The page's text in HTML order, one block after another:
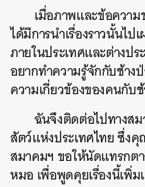
เมื่อภาพและข้อควา
ได้มีการนำเรื่องราวนั้นไ
ภายในประเทศและต่างป
อยากทำความรู้จักกับช้าง
ความเกี่ยวข้องของคนกับ
ฉันจึงติดต่อไปทางส
สัตว์แห่งประเทศไทย ซึ่ง
สมาคมฯ ขอให้นัดแทรกต
หมอ เพื่อพูดคุยเรื่องนี้เพิ่ม